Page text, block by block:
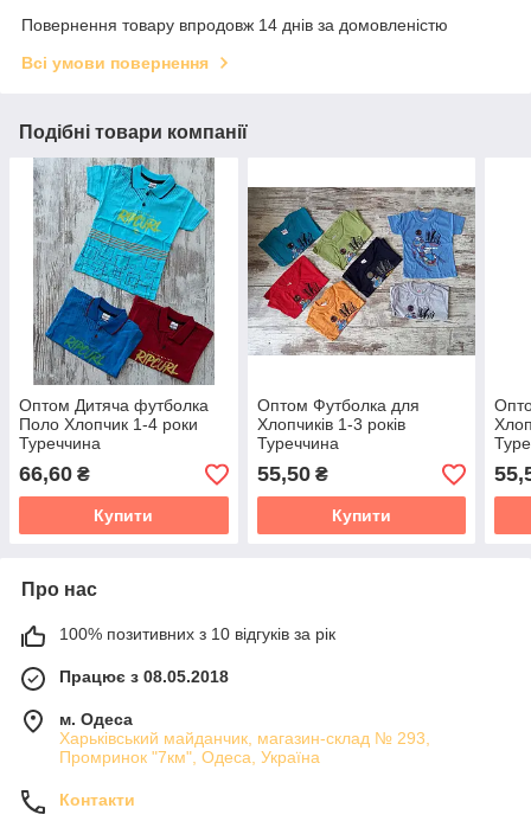
Повернення товару впродовж 14 днів за домовленістю
Всі умови повернення
Подібні товари компанії
Оптом Дитяча футболка
Поло Хлопчик 1-4 роки
Туреччина
66,60 ₴
Купити
Оптом Футболка для
Хлопчиків 1-3 років
Туреччина
55,50₴
Купити
Про нас
100% позитивних з 10 відгуків за рік
Працює з 08.05.2018
м. Одеса
Харьківський майданчик, магазин-склад № 293,
Промринок "7км", Одеса, Україна
Контакти